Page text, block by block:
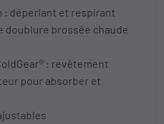
: déperlant et respirant
doublure brossée chaude
: revêtement
pour absorber et